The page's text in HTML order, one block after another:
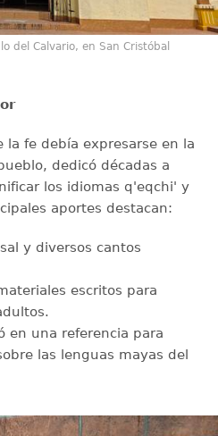
del Calvario, en San Cristóbal
la fe debía expresarse en la
dedicó décadas a
los idiomas q'eqchi' y
aportes destacan:
y diversos cantos
escritos para
en una referencia para
las lenguas mayas del